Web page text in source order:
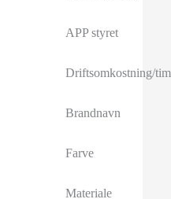
APP styret
Driftsomkostning/
Brandnavn
Farve
Materiale